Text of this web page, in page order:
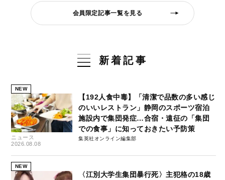
会員限定記事一覧を見る
新着記事
NEW
ニュース
2026.08.08
【192人食中毒】「清潔で品数の多い感じ
のいいレストラン」静岡のスポーツ宿泊
施設内で集団発症…合宿・遠征の「集団
での食事」に知っておきたい予防策
集英社オンライン編集部
NEW
〈江別大学生集団暴行死〉主犯格の18歳